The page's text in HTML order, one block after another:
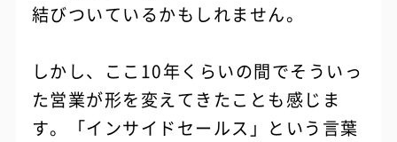
結びついているかもしれません。
しかし、ここ10年くらいの間でそういっ
た営業が形を変えてきたことも感じま
す。「インサイドセールス」という言葉